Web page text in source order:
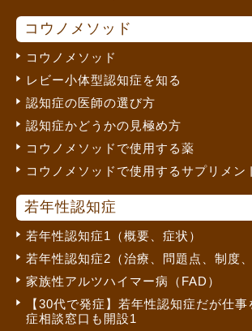
コウノメソッド
コウノメソッド
レビー小体型認知症を知る
認知症の医師の選び方
認知症かどうかの見極め方
コウノメソッドで使用する薬
コウノメソッドで使用するサプリメン
若年性認知症
若年性認知症1（概要、症状）
若年性認知症2（治療、問題点、制度、
家族性アルツハイマー病（FAD）
【30代で発症】若年性認知症だが仕
症相談窓口も開設1